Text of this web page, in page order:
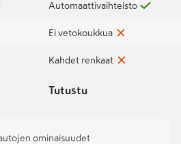
Automaattivaihteisto
Ei vetokoukkua
Kahdet renkaat
Tutustu
ominaisuudet